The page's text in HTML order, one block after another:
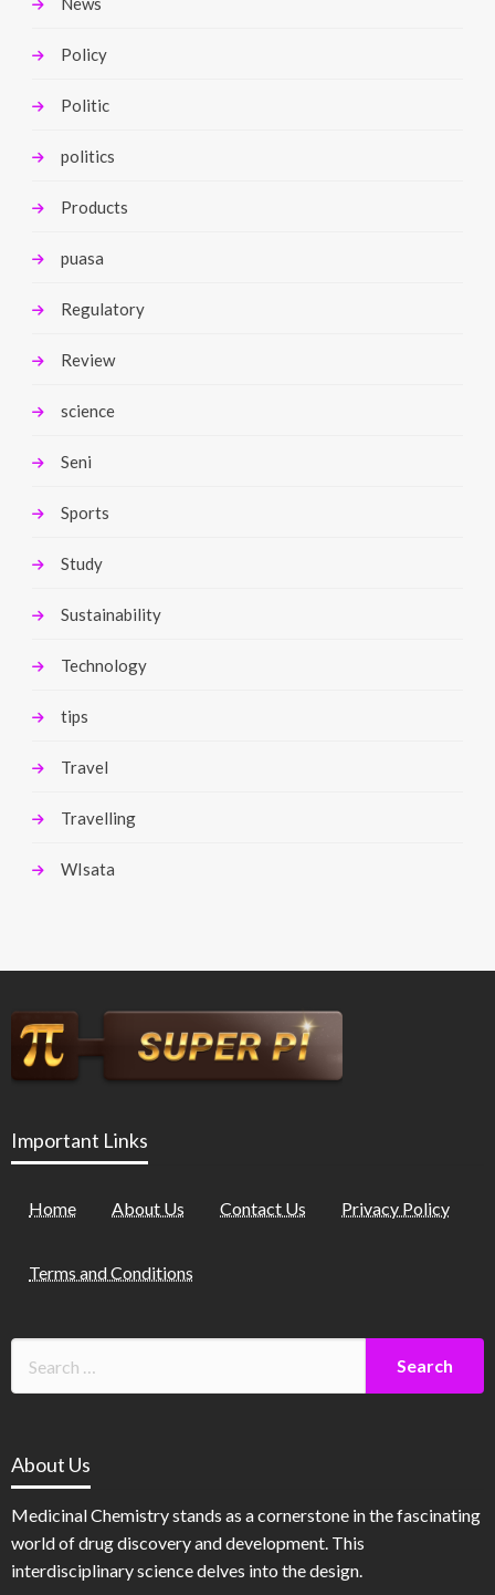
Policy
Politic
politics
Products
puasa
Regulatory
Review
science
Seni
Sports
Study
Sustainability
Technology
tips
Travel
Travelling
WIsata
Important Links
Home About Us Contact Us Privacy Policy
Terms and Conditions
About Us
Medicinal Chemistry stands as a cornerstone in the fascinating
world of drug discovery and development. This
interdisciplinary science delves into the design.